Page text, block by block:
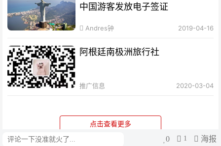
评论 0 1 海报
中国游客发放电子签证
Andres钟 2019-04-16
阿根廷南极洲旅行社
推广信息 2020-03-04
点击查看更多